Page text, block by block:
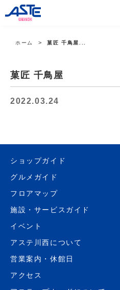
ホーム 菓匠 千鳥屋...
菓匠 千鳥屋
2022.03.24
ショップガイド
グルメガイド
フロアマップ
施設・サービスガイド
イベント
アステ川西について
営業案内・休館日
アクセス